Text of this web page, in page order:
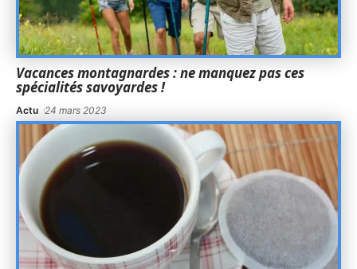
Vacances montagnardes : ne manquez pas ces
spécialités savoyardes !
Actu 24 mars 2023